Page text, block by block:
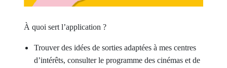
À quoi sert l’application ?
Trouver des idées de sorties adaptées à mes centres
d’intérêts, consulter le programme des cinémas et de